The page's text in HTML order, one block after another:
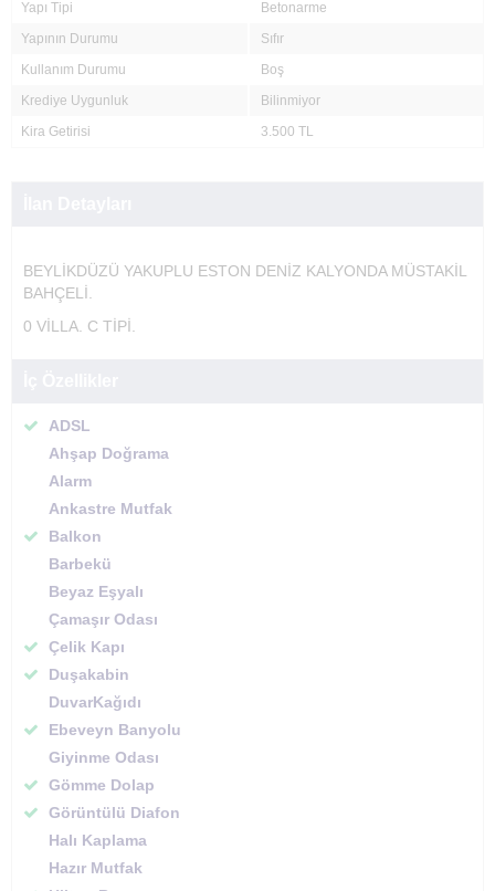
Yapı Tipi
Betonarme
Yapının Durumu
Sıfır
Kullanım Durumu
Boş
Krediye Uygunluk
Bilinmiyor
Kira Getirisi
3.500 TL
BEYLİKDÜZÜ YAKUPLU ESTON DENİZ KALYONDA MÜSTAKİL
BAHÇELİ.
0 VİLLA. C TİPİ.
ADSL
Ahşap Doğrama
Alarm
Ankastre Mutfak
Balkon
Barbekü
Beyaz Eşyalı
Çamaşır Odası
Çelik Kapı
Duşakabin
DuvarKağıdı
Ebeveyn Banyolu
Giyinme Odası
Gömme Dolap
Görüntülü Diafon
Halı Kaplama
Hazır Mutfak